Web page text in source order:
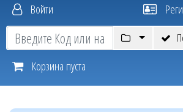
Войти
Корзина пуста